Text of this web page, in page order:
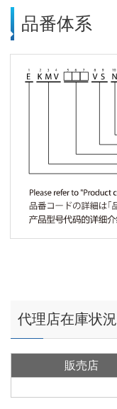
品番体系
代理店在庫状況
販売店